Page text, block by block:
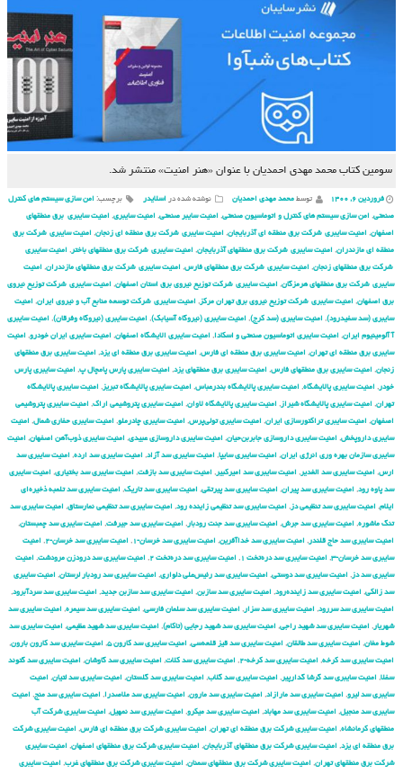
سومین کتاب محمد مهدی احمدیان با عنوان «هنر امنیت» منتشر شد.
فروردین ۶, ۱۴۰۰ توسط محمد مهدی احمدیان نوشته شده در اسلایدر برچسب: امن سازی سیستم های کنترل
صنعتی, امن سازی سیستم های کنترل و اتوماسیون صنعتی, امنیت سایبر صنعتی, امنیت سایبری, امنیت سایبری برق منطقهای
اصفهان, امنیت سایبری شركت برق منطقه ای آذربایجان, امنیت سایبری شركت برق منطقه ای زنجان, امنیت سایبری شركت برق
منطقه ای مازندران, امنیت سایبری شركت برق منطقهای آذربایجان, امنیت سایبری شركت برق منطقهای باختر , امنیت سایبری
شركت برق منطقهای زنجان, امنیت سایبری شركت برق منطقهای فارس, امنیت سایبری شركت برق منطقهای مازندران, امنیت
سایبری شركت برق منطقهای هرمزگان, امنیت سایبری شركت توزیع نیروی برق استان اصفهان, امنیت سایبری شركت توزیع نیروی
برق اصفهان, امنیت سایبری شركت توزیع نیروی برق تهران مركز , امنیت سایبری شركت توسعه منابع آب و نیروی ایران, امنیت
سایبری (سد سفیدرود), امنیت سایبری (سد کرج), امنیت سایبری (نیروگاه آسیابک), امنیت سایبری (نیروگاه وفرقان), امنیت سایبری
آ آلومینیوم ایران, امنیت سایبری اتوماسیون صنعتی و اسکادا, امنیت سایبری الایشگاه اصفهان, امنیت سایبری ایران خودرو, امنیت
سایبری برق منطقه ای تهران, امنیت سایبری برق منطقه ای فارس, امنیت سایبری برق منطقه ای یزد, امنیت سایبری برق منطقهای
زنجان, امنیت سایبری برق منطقهای فارس, امنیت سایبری برق منطقهای یزد, امنیت سایبری پارس پامچال پ, امنیت سایبری پارس
خودر , امنیت سایبری پالایشگاه, امنیت سایبری پالایشگاه بندرعباس, امنیت سایبری پالایشگاه تبریز , امنیت سایبری پالایشگاه
تهران, امنیت سایبری پالایشگاه شیراز , امنیت سایبری پالایشگاه لاوان, امنیت سایبری پتروشیمی اراک, امنیت سایبری پتروشیمی
اصفهان, امنیت سایبری تراکتورسازی ایران, امنیت سایبری تولی‌پرس, امنیت سایبری چادرملو, امنیت سایبری حفاری شمال, امنیت
سایبری داروپخش, امنیت سایبری داروسازی جابربن‌حیان, امنیت سایبری داروسازی عبیدی, امنیت سایبری ذوب‌آهن اصفهان, امنیت
سایبری سازمان بهره وری انرژی ایران, امنیت سایبری سایپا, امنیت سایبری سد آزاد, امنیت سایبری سد ارده, امنیت سایبری سد
ارس, امنیت سایبری سد الغدیر , امنیت سایبری سد امیرکبیر , امنیت سایبری سد بازفت, امنیت سایبری سد بختیاری, امنیت سایبری
سد پاوه رود, امنیت سایبری سد پیران, امنیت سایبری سد پیرتقی, امنیت سایبری سد تاریک, امنیت سایبری سد تلمبه ذخیره‌ای
ایلام, امنیت سایبری سد تنظیمی دز , امنیت سایبری سد تنظیمی زاینده رود, امنیت سایبری سد تنظیمی نمارستاق, امنیت سایبری سد
تنگ ماشوره, امنیت سایبری سد جرش, امنیت سایبری سد جنت رودبار , امنیت سایبری سد جیرفت, امنیت سایبری سد چمبستان,
امنیت سایبری سد حاج قلندر , امنیت سایبری سد خداآفرین, امنیت سایبری سد خرسان-۱ , امنیت سایبری سد خرسان-۲ , امنیت
سایبری سد خرسان-۳ , امنیت سایبری سد دره‌تخت ۱ , امنیت سایبری سد دره‌تخت ۲ , امنیت سایبری سد درودزن مرودشت, امنیت
سایبری سد دز , امنیت سایبری سد دوستی, امنیت سایبری سد رئیس‌علی دلواری, امنیت سایبری سد رودبار لرستان, امنیت سایبری
سد زالکی, امنیت سایبری سد زاینده‌رود, امنیت سایبری سد سازبن, امنیت سایبری سد سازبن جدید, امنیت سایبری سد سردآبرود,
امنیت سایبری سد سررود, امنیت سایبری سد سزار , امنیت سایبری سد سلمان فارسی, امنیت سایبری سد سیمره, امنیت سایبری سد
شهریار , امنیت سایبری سد شهید راجی, امنیت سایبری سد شهید رجایی (تاکام), امنیت سایبری سد شهید عظیمی, امنیت سایبری سد
شوط مغان, امنیت سایبری سد طالقان, امنیت سایبری سد قیز قلعه‌سی, امنیت سایبری سد کارون ۵ , امنیت سایبری سد کارون بارون,
امنیت سایبری سد کرخه, امنیت سایبری سد کرخه-۲ , امنیت سایبری سد کلات, امنیت سایبری سد گاوشان, امنیت سایبری سد گتوند
سفلا, امنیت سایبری سد گرشا گدارپیر , امنیت سایبری سد گلاب, امنیت سایبری سد گلستان, امنیت سایبری سد لتیان, امنیت
سایبری سد لیرو, امنیت سایبری سد مارازاد, امنیت سایبری سد مارون, امنیت سایبری سد ملاصدرا, امنیت سایبری سد منج, امنیت
سایبری سد منجیل, امنیت سایبری سد مهاباد, امنیت سایبری سد میکرو, امنیت سایبری سد نمهیل, امنیت سایبری شركت آب
منطقهای كرمانشاه, امنیت سایبری شركت برق منطقه ای تهران, امنیت سایبری شركت برق منطقه ای فارس, امنیت سایبری شركت
برق منطقه ای یزد, امنیت سایبری شركت برق منطقهای آذربایجان, امنیت سایبری شركت برق منطقهای اصفهان, امنیت سایبری
شركت برق منطقهای تهران, امنیت سایبری شركت برق منطقهای سمنان, امنیت سایبری شركت برق منطقهای غرب, امنیت سایبری